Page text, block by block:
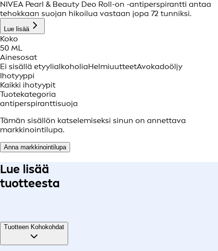
NIVEA Pearl & Beauty Deo Roll-on -antiperspirantti antaa
tehokkaan suojan hikoilua vastaan jopa 72 tunniksi.
Lue lisää
Koko
50 ML
Ainesosat
Ei sisällä etyylialkoholiaHelmiuutteetAvokadoöljy
Ihotyyppi
Kaikki ihotyypit
Tuotekategoria
antiperspiranttisuoja
Tämän sisällön katselemiseksi sinun on annettava
markkinointilupa.
Anna markkinointilupa
Lue lisää
tuotteesta
Tuotteen Kohokohdat